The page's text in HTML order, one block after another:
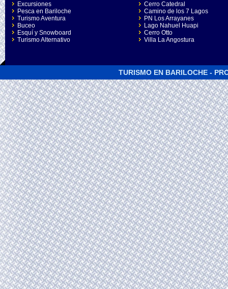
Excursiones
Pesca en Bariloche
Turismo Aventura
Buceo
Esquí y Snowboard
Turismo Alternativo
Cerro Catedral
Camino de los 7 Lagos
PN Los Arrayanes
Lago Nahuel Huapi
Cerro Otto
Villa La Angostura
TURISMO EN BARILOCHE -